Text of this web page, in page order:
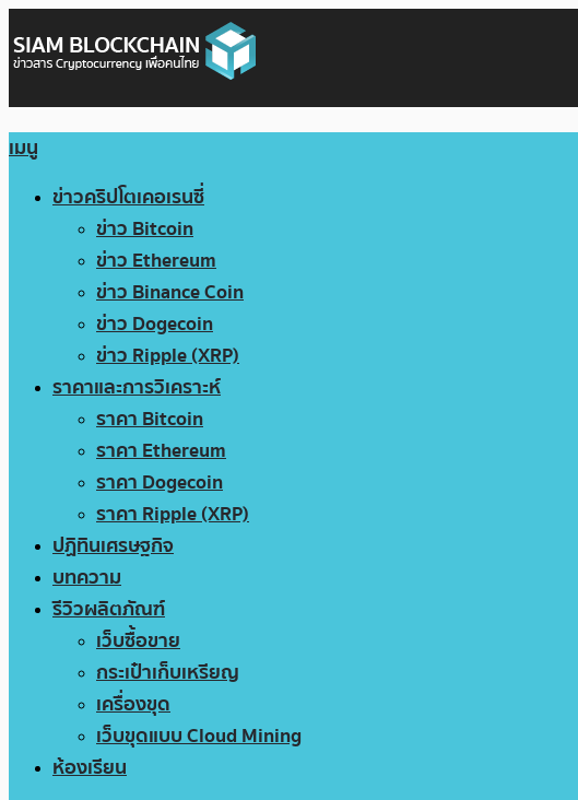
เมนู
ข่าวคริปโตเคอเรนซี่
ข่าว Bitcoin
ข่าว Ethereum
ข่าว Binance Coin
ข่าว Dogecoin
ข่าว Ripple (XRP)
ราคาและการวิเคราะห์
ราคา Bitcoin
ราคา Ethereum
ราคา Dogecoin
ราคา Ripple (XRP)
ปฏิทินเศรษฐกิจ
บทความ
รีวิวผลิตภัณฑ์
เว็บซื้อขาย
กระเป๋าเก็บเหรียญ
เครื่องขุด
เว็บขุดแบบ Cloud Mining
ห้องเรียน